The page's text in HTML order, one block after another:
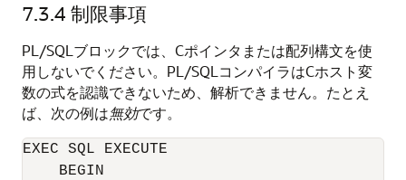
7.3.4 制限事項
PL/SQLブロックでは、Cポインタまたは配列構文を使
用しないでください。PL/SQLコンパイラはCホスト変
数の式を認識できないため、解析できません。たとえ
ば、次の例は無効です。
EXEC SQL EXECUTE
    BEGIN